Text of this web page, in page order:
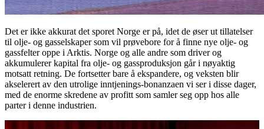
Det er ikke akkurat det sporet Norge er på, idet de øser ut tillatelser
til olje- og gasselskaper som vil prøvebore for å finne nye olje- og
gassfelter oppe i Arktis. Norge og alle andre som driver og
akkumulerer kapital fra olje- og gassproduksjon går i nøyaktig
motsatt retning. De fortsetter bare å ekspandere, og veksten blir
akselerert av den utrolige inntjenings-bonanzaen vi ser i disse dager,
med de enorme skredene av profitt som samler seg opp hos alle
parter i denne industrien.